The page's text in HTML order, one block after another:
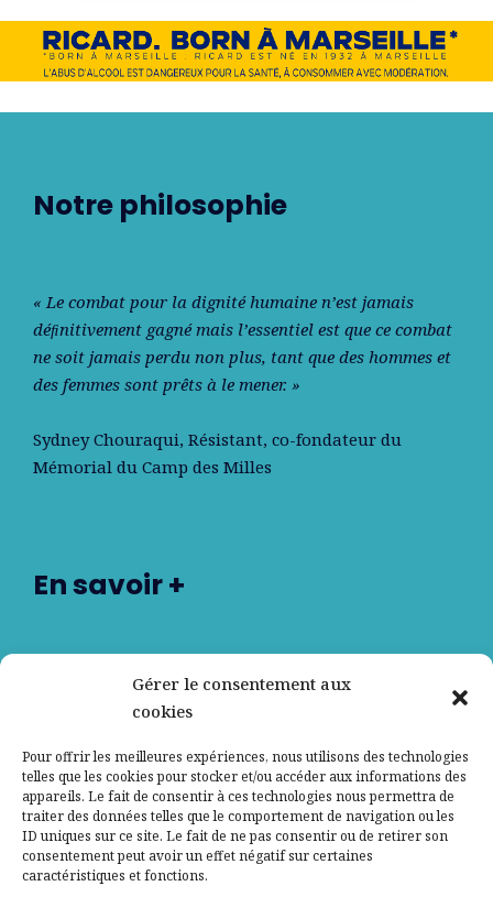
Gérer le consentement aux
cookies
Pour offrir les meilleures expériences, nous utilisons des technologies
telles que les cookies pour stocker et/ou accéder aux informations des
appareils. Le fait de consentir à ces technologies nous permettra de
traiter des données telles que le comportement de navigation ou les
ID uniques sur ce site. Le fait de ne pas consentir ou de retirer son
consentement peut avoir un effet négatif sur certaines
caractéristiques et fonctions.
Notre philosophie
« Le combat pour la dignité humaine n’est jamais
déﬁnitivement gagné mais l’essentiel est que ce combat
ne soit jamais perdu non plus, tant que des hommes et
des femmes sont prêts à le mener. »
Sydney Chouraqui, Résistant, co-fondateur du
Mémorial du Camp des Milles
En savoir +
Nos partenaires
Contactez-nous
Mentions légales